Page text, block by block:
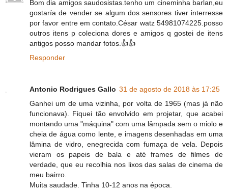
Bom dia amigos saudosistas.tenho um cineminha barlan,eu
gostaría de vender se algum dos sensores tiver interresse
por favor entre em contato.César watz 54981074225.posso
outros itens p coleciona dores e amigos q gostei de itens
antigos posso mandar fotos.👍👍
Responder
Antonio Rodrigues Gallo 31 de agosto de 2018 às 17:25
Ganhei um de uma vizinha, por volta de 1965 (mas já não
funcionava). Fiquei tão envolvido em projetar, que acabei
montando uma "máquina" com uma lâmpada sem o miolo e
cheia de água como lente, e imagens desenhadas em uma
lâmina de vidro, enegrecida com fumaça de vela. Depois
vieram os papeis de bala e até frames de filmes de
verdade, que eu recolhia nos lixos das salas de cinema de
meu bairro.
Muita saudade. Tinha 10-12 anos na época.